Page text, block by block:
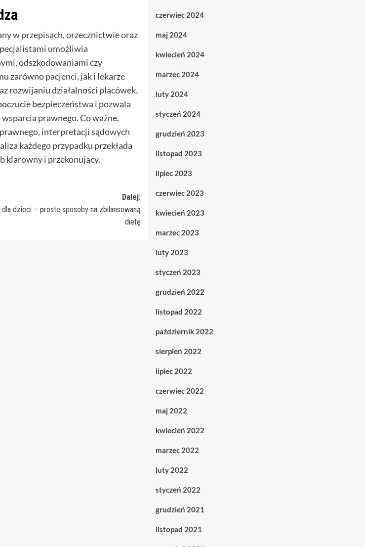
w przepisach, orzecznictwie oraz
umożliwia
odszkodowaniami czy
zarówno pacjenci, jak i lekarze
rozwijaniu działalności placówek.
bezpieczeństwa i pozwala
prawnego. Co ważne,
interpretacji sądowych
każdego przypadku przekłada
klarowny i przekonujący.
Dalej:
dzieci – proste sposoby na zbilansowaną
dietę
czerwiec 2024
maj 2024
kwiecień 2024
marzec 2024
luty 2024
styczeń 2024
grudzień 2023
listopad 2023
lipiec 2023
czerwiec 2023
kwiecień 2023
marzec 2023
luty 2023
styczeń 2023
grudzień 2022
listopad 2022
październik 2022
sierpień 2022
lipiec 2022
czerwiec 2022
maj 2022
kwiecień 2022
marzec 2022
luty 2022
styczeń 2022
grudzień 2021
listopad 2021